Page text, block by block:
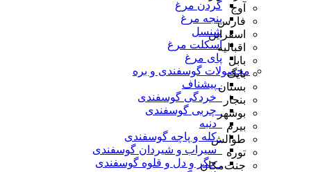
گردن مرغ
پنجه مرغ
شنسل
اسکلت مرغ
پای مرغ
محصولات گوسفندی و بره
_پیشناف
_خردگی گوسفندی
_چربی گوسفندی
_دنبه
_کله و پاچه گوسفندی
_سیراب و شیردان گوسفندی
_جگر و دل و قلوه گوسفندی
آوج
فارس
اسفراین
اقبالیه
بابل
بایگ
بستان
بنجار
بوشهر
بیرم
طوالش
توره
جنت‌مکان